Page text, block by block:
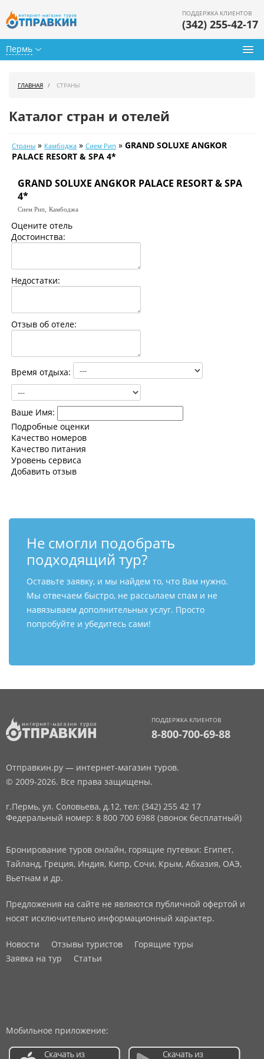
Пермь
ПОДДЕРЖКА КЛИЕНТОВ
(342) 255-42-17
Календарь туров
Страны
Как купить
Контакты
ГЛАВНАЯ СТРАНЫ
Каталог стран и отелей
Страны » Камбоджа » Сием Рип » GRAND SOLUXE ANGKOR
PALACE RESORT & SPA 4*
GRAND SOLUXE ANGKOR PALACE RESORT & SPA
4*
Сием Рип, Камбоджа
Оцените отель
Достоинства:
Недостатки:
Отзыв об отеле:
Время отдыха:
Ваше Имя:
Подробные оценки
Качество номеров
Качество питания
Уровень сервиса
Добавить отзыв
Не смогли подобрать
подходящий тур?
Оставьте заявку, и мы найдем то, что Вам нужно.
Мы отвечаем быстро, не рассылаем спам и не
навязываем дополнительных услуг. Просто
попробуйте и убедитесь сами!
ПОДДЕРЖКА КЛИЕНТОВ
8-800-700-69-88
Отправкин.ру — интернет-магазин туров.
© 2009-2026. Все права защищены.
г.Пермь, ул. Соловьева, д.12, тел: (342) 255 42 17
Федеральный номер: 8 800 700 6988 (звонок бесплатный)
Бронирование туров онлайн, горящие путевки: Египет,
Тайланд, Греция, Индия, Кипр, Сочи, Крым, Абхазия, ОАЭ,
Вьетнам и др.
Предложения на сайте не являются публичной офертой и
носят исключительно информационный характер.
Новости Отзывы туристов
Горящие туры
Заявка на тур
Статьи
Мобильное приложение: